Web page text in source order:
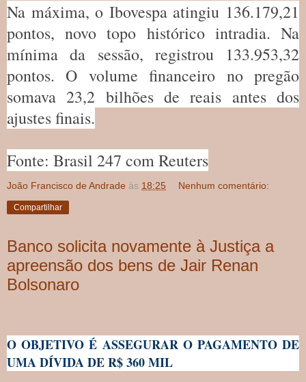
Na máxima, o Ibovespa atingiu 136.179,21
pontos, novo topo histórico intradia. Na
mínima da sessão, registrou 133.953,32
pontos. O volume financeiro no pregão
somava 23,2 bilhões de reais antes dos
ajustes finais.
Fonte: Brasil 247 com Reuters
João Francisco de Andrade às 18:25 Nenhum comentário:
Compartilhar
Banco solicita novamente à Justiça a
apreensão dos bens de Jair Renan
Bolsonaro
O OBJETIVO É ASSEGURAR O PAGAMENTO DE
UMA DÍVIDA DE R$ 360 MIL